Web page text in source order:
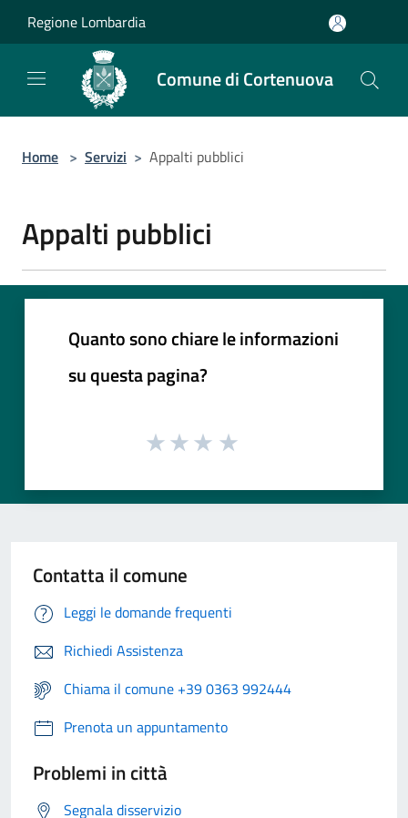
Regione Lombardia
Comune di Cortenuova
Home > Servizi > Appalti pubblici
Appalti pubblici
Quanto sono chiare le informazioni
su questa pagina?
Contatta il comune
Leggi le domande frequenti
Richiedi Assistenza
Chiama il comune +39 0363 992444
Prenota un appuntamento
Problemi in città
Segnala disservizio